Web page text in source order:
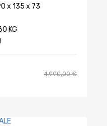
x 135 x 73
KG
4.990,00€